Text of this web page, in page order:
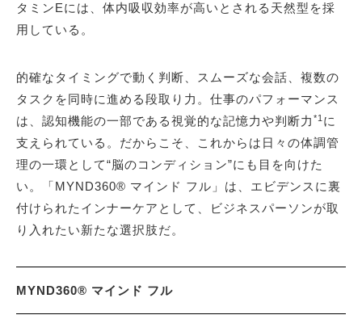
タミンEには、体内吸収効率が高いとされる天然型を採
用している。
的確なタイミングで動く判断、スムーズな会話、複数の
タスクを同時に進める段取り力。仕事のパフォーマンス
は、認知機能の一部である視覚的な記憶力や判断力 *1 に
支えられている。だからこそ、これからは日々の体調管
理の一環として“脳のコンディション”にも目を向けた
い。「MYND360® マインド フル」は、エビデンスに裏
付けられたインナーケアとして、ビジネスパーソンが取
り入れたい新たな選択肢だ。
MYND360® マインド フル